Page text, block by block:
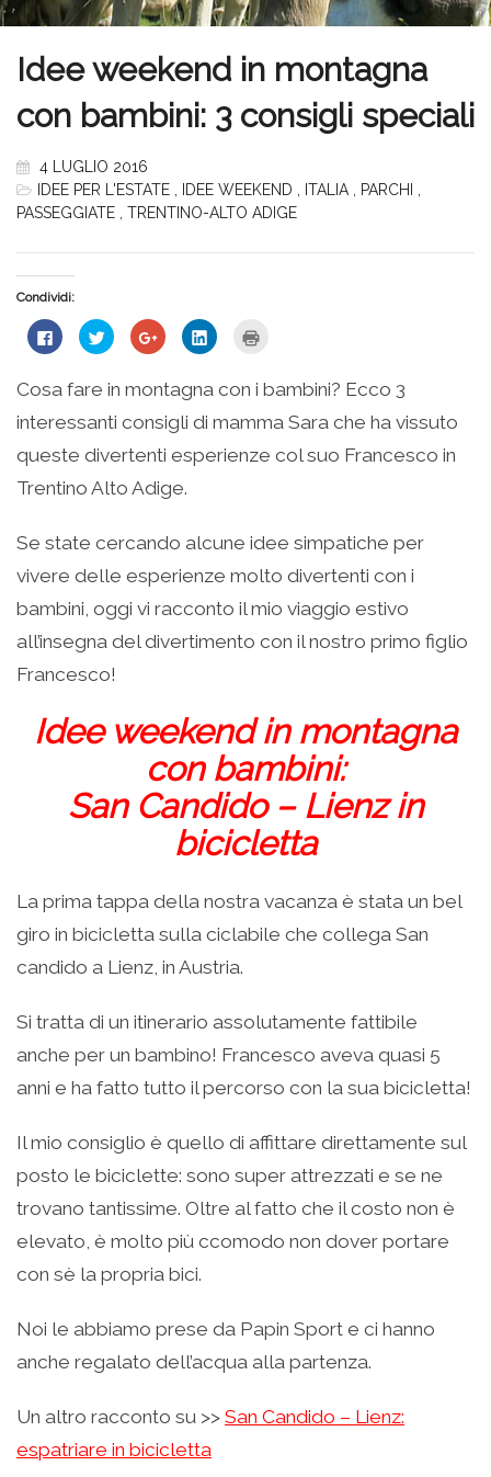
Idee weekend in montagna
con bambini: 3 consigli speciali
4 LUGLIO 2016
IDEE PER L'ESTATE
IDEE WEEKEND ITALIA PARCHI
PASSEGGIATE
TRENTINO-ALTO ADIGE
Condividi:
Fai
clic
su
Facebook
apre
una
nuova
finestra)
Fai
clic
condividere
su
Twitter
(Si
in
una
nuova
finestra)
Fai
clic
condividere
su
Google+
(Si
apre
in
una
nuova
finestra)
Fai
clic
condividere
su
(Si
in
una
stampare
(Si
in
nuova
finestra)
Cosa fare in montagna con i bambini? Ecco 3
interessanti consigli di mamma Sara che ha vissuto
queste divertenti esperienze col suo Francesco in
Trentino Alto Adige.
Se state cercando alcune idee simpatiche per
vivere delle esperienze molto divertenti con i
bambini, oggi vi racconto il mio viaggio estivo
all’insegna del divertimento con il nostro primo figlio
Francesco!
Idee weekend in montagna
con bambini:
San Candido – Lienz in
bicicletta
La prima tappa della nostra vacanza è stata un bel
giro in bicicletta sulla ciclabile che collega San
candido a Lienz, in Austria.
Si tratta di un itinerario assolutamente fattibile
anche per un bambino! Francesco aveva quasi 5
anni e ha fatto tutto il percorso con la sua bicicletta!
Il mio consiglio è quello di affittare direttamente sul
posto le biciclette: sono super attrezzati e se ne
trovano tantissime. Oltre al fatto che il costo non è
elevato, è molto più ccomodo non dover portare
con sè la propria bici.
Noi le abbiamo prese da Papin Sport e ci hanno
anche regalato dell’acqua alla partenza.
Un altro racconto su >> San Candido – Lienz:
espatriare in bicicletta